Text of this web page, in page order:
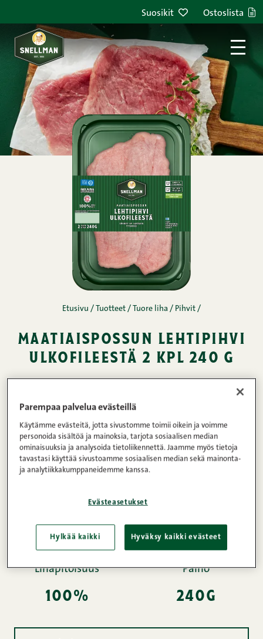
Suosikit Ostoslista
Etusivu / Tuotteet / Tuore liha / Pihvit /
maatiaispossun lehtipihvi
ulkofileestä 2 kpl 240 g
Maatiaispossun ulkofilee leikataan ja puhdistetaan
huolellisesti kalvoista käsityönä. Tämän jälkeen
pihvit nuijitaan erittäin ohuiksi ja asetellaan
taittamatta kauniisti rasiaan. Pihvit on helppo
paistaa pannulla ja ne valmistuvat erittäin
nopeasti. Vain noin minuutti per puoli ja
GMO-vapaata lihaa perhetiloilta.
Lihapitoisuus
100%
Paino
240g
Parempaa palvelua evästeillä
Käytämme evästeitä, jotta sivustomme toimii oikein ja voimme
personoida sisältöä ja mainoksia, tarjota sosiaalisen median
ominaisuuksia ja analysoida tietoliikennettä. Jaamme myös tietoja
tavastasi käyttää sivustoamme sosiaalisen median sekä mainonta-
ja analytiikkakumppaneidemme kanssa.
Evästeasetukset
Hylkää kaikki Hyväksy kaikki evästeet